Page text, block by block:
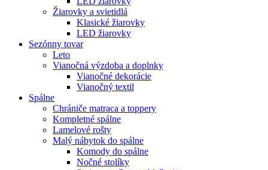
Žiarovky a svietidlá
Klasické žiarovky
LED žiarovky
Sezónny tovar
Leto
Vianočná výzdoba a doplnky
Vianočné dekorácie
Vianočný textil
Spálne
Chrániče matraca a toppery
Kompletné spálne
Lamelové rošty
Malý nábytok do spálne
Komody do spálne
Nočné stolíky